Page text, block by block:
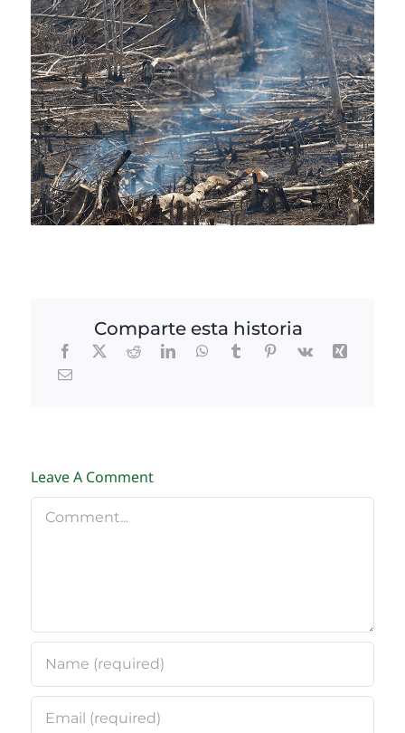
Comparte esta historia
Leave A Comment
Comment